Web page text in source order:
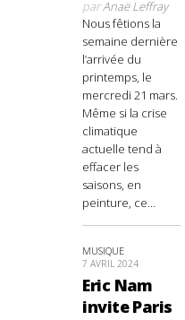
parAnaë Leffray
Nous fêtions la
semaine dernière
l’arrivée du
printemps, le
mercredi 21 mars.
Même si la crise
climatique
actuelle tend à
effacer les
saisons, en
peinture, ce...
MUSIQUE
7 AVRIL 2024
Eric Nam
invite Paris